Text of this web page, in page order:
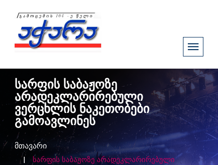
სარფის საბაჟოზე
არადეკლარირებული
ვერცხლის ნაკეთობები
გამოავლინეს
მთავარი
სარფის საბაჟოზე არადეკლარირებული